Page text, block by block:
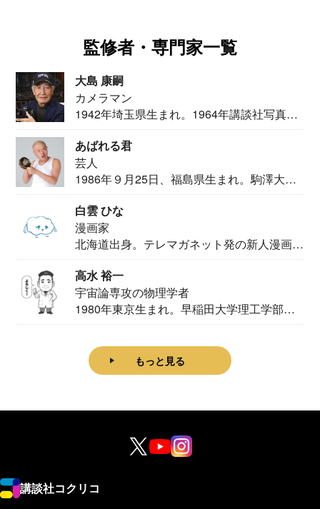
監修者・専門家一覧
大島 康嗣
カメラマン
1942年埼玉県生まれ。1964年講談社写真部
あばれる君
芸人
1986年９月25日、福島県生まれ。駒澤大学
白雲 ひな
漫画家
北海道出身。テレマガネット発の新人漫画
高水 裕一
宇宙論専攻の物理学者
1980年東京生まれ。早稲田大学理工学部物
もっと見る
講談社コクリコ